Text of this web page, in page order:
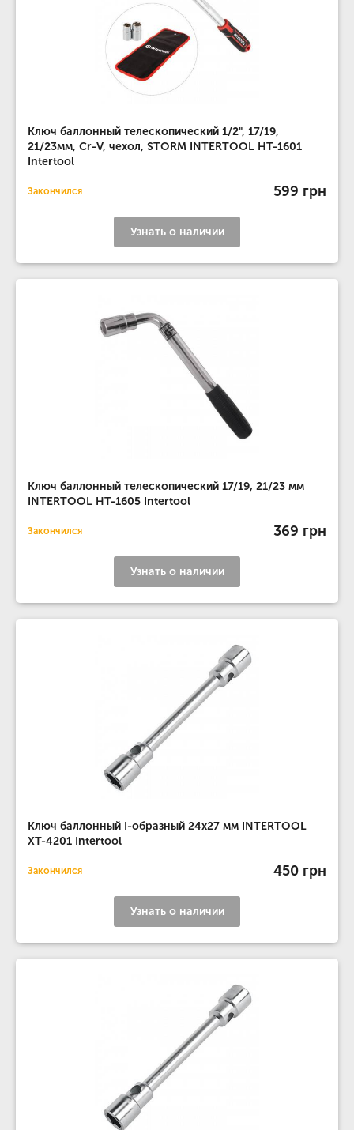
Ключ баллонный телескопический 1/2", 17/19,
21/23мм, Cr-V, чехол, STORM INTERTOOL HT-1601
Intertool
Закончился 599 грн
Узнать о наличии
Ключ баллонный телескопический 17/19, 21/23 мм
INTERTOOL HT-1605 Intertool
Закончился 369 грн
Узнать о наличии
Ключ баллонный I-образный 24х27 мм INTERTOOL
XT-4201 Intertool
Закончился 450 грн
Узнать о наличии